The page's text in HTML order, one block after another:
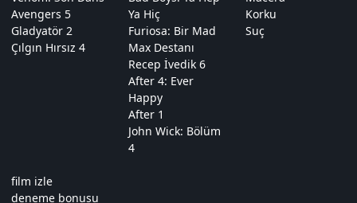
Avengers 5
Gladyatör 2
Çılgın Hırsız 4
Ya Hiç
Furiosa: Bir Mad
Max Destanı
Recep İvedik 6
After 4: Ever
Happy
After 1
John Wick: Bölüm
4
Korku
Suç
film izle
deneme bonusu